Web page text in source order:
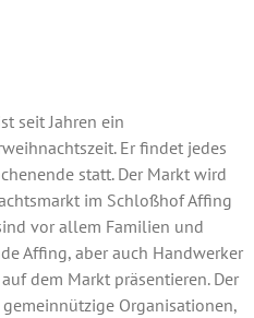
seit Jahren ein
Er findet jedes
statt. Der Markt wird
im Schloßhof Affing
vor allem Familien und
Affing, aber auch Handwerker
dem Markt präsentieren. Der
Organisationen,